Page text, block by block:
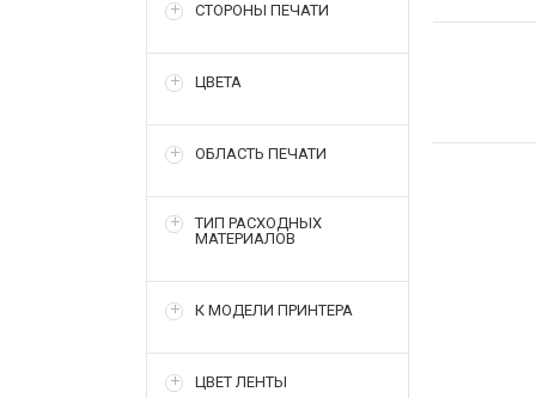
СТОРОНЫ ПЕЧАТИ
ЦВЕТА
ОБЛАСТЬ ПЕЧАТИ
ТИП РАСХОДНЫХ
МАТЕРИАЛОВ
К МОДЕЛИ ПРИНТЕРА
ЦВЕТ ЛЕНТЫ